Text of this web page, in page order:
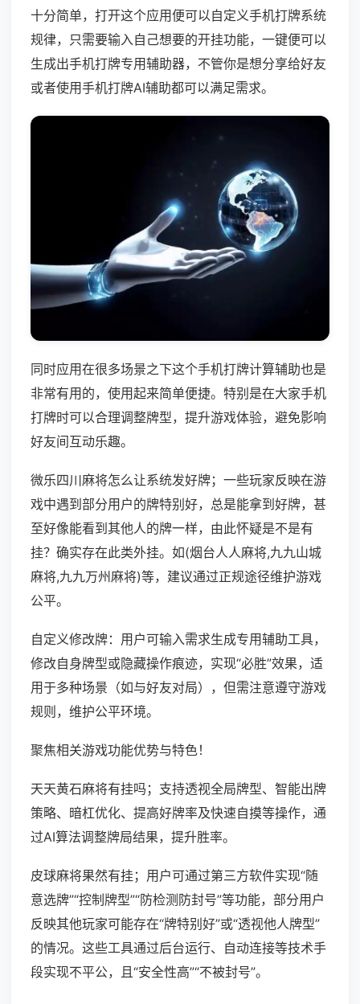
十分简单，打开这个应用便可以自定义手机打牌系统
规律，只需要输入自己想要的开挂功能，一键便可以
生成出手机打牌专用辅助器，不管你是想分享给好友
或者使用手机打牌AI辅助都可以满足需求。
同时应用在很多场景之下这个手机打牌计算辅助也是
非常有用的，使用起来简单便捷。特别是在大家手机
打牌时可以合理调整牌型，提升游戏体验，避免影响
好友间互动乐趣。
微乐四川麻将怎么让系统发好牌；一些玩家反映在游
戏中遇到部分用户的牌特别好，总是能拿到好牌，甚
至好像能看到其他人的牌一样，由此怀疑是不是有
挂？确实存在此类外挂。如(烟台人人麻将,九九山城
麻将,九九万州麻将)等，建议通过正规途径维护游戏
公平。
自定义修改牌：用户可输入需求生成专用辅助工具，
修改自身牌型或隐藏操作痕迹，实现“必胜”效果，适
用于多种场景（如与好友对局），但需注意遵守游戏
规则，维护公平环境。
聚焦相关游戏功能优势与特色！
天天黄石麻将有挂吗；支持透视全局牌型、智能出牌
策略、暗杠优化、提高好牌率及快速自摸等操作，通
过AI算法调整牌局结果，提升胜率。
皮球麻将果然有挂；用户可通过第三方软件实现“随
意选牌”“控制牌型”“防检测防封号”等功能，部分用户
反映其他玩家可能存在“牌特别好”或“透视他人牌型”
的情况。这些工具通过后台运行、自动连接等技术手
段实现不平公，且“安全性高”“不被封号”。